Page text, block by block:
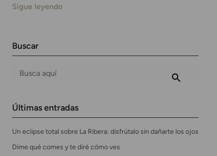
Sigue leyendo
Buscar
Últimas entradas
Un eclipse total sobre La Ribera: disfrútalo sin dañarte los ojos
Dime qué comes y te diré cómo ves